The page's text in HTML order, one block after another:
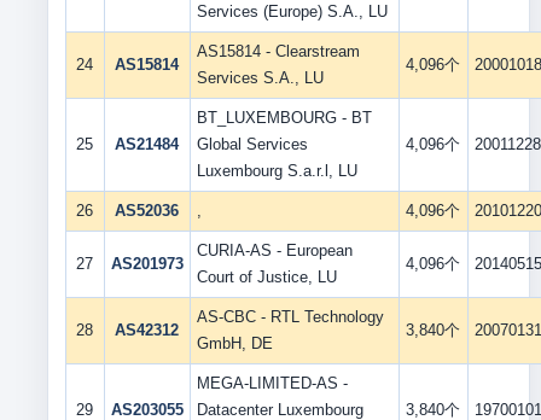
Services (Europe) S.A., LU
24 AS15814
AS15814 - Clearstream
Services S.A., LU
4,096个 20001018
25 AS21484
BT_LUXEMBOURG - BT
Global Services
Luxembourg S.a.r.l, LU
4,096个 20011228
26 AS52036 , 4,096个 20101220
27 AS201973
CURIA-AS - European
Court of Justice, LU
4,096个 20140515
28 AS42312
AS-CBC - RTL Technology
GmbH, DE
3,840个 20070131
29 AS203055
MEGA-LIMITED-AS -
Datacenter Luxembourg
3,840个 19700101